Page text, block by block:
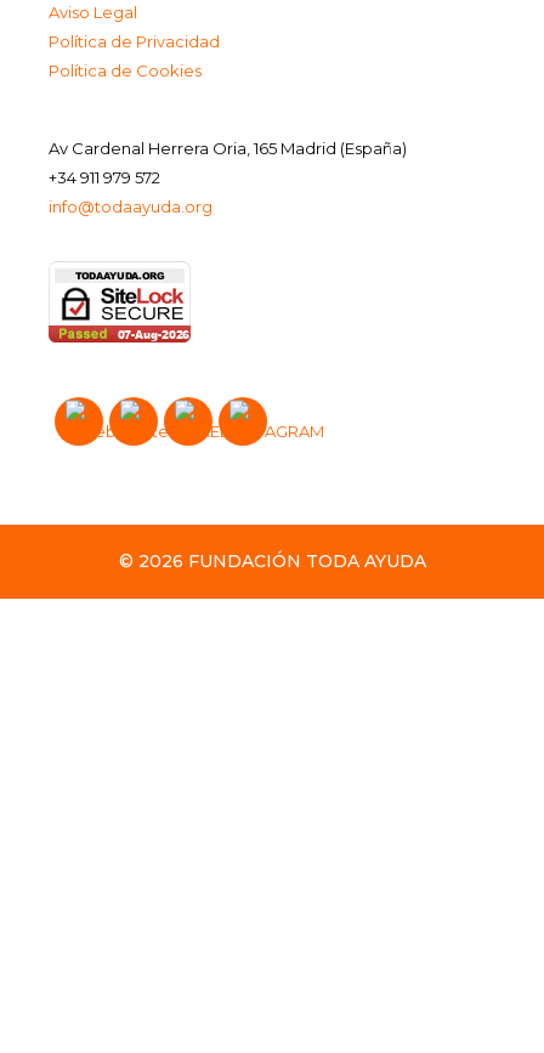
Aviso Legal
Política de Privacidad
Política de Cookies
Av Cardenal Herrera Oria, 165 Madrid (España)
+34 911 979 572
info@todaayuda.org
© 2026 FUNDACIÓN TODA AYUDA